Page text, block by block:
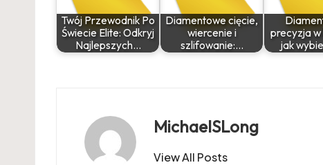
Twój Przewodnik Po
Świecie Elite: Odkryj
Najlepszych…
Diamentowe cięcie,
wiercenie i
szlifowanie:…
precyzja w
jak
MichaelSLong
View All Posts